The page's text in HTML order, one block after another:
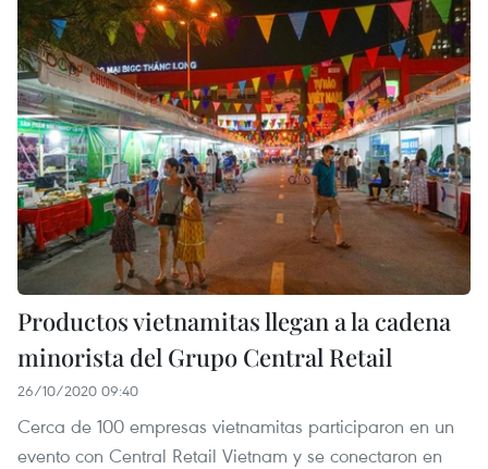
Productos vietnamitas llegan a la cadena
minorista del Grupo Central Retail
26/10/2020 09:40
Cerca de 100 empresas vietnamitas participaron en un
evento con Central Retail Vietnam y se conectaron en